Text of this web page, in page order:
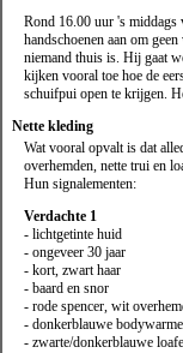
Rond 16.00 uur 's middags
handschoenen aan om
niemand thuis is. Hij gaat
kijken vooral toe hoe de
schuifpui open te krijgen.
Nette kleding
Wat vooral opvalt is dat
overhemden, nette trui en
Hun signalementen:
Verdachte 1
- lichtgetinte huid
- ongeveer 30 jaar
- kort, zwart haar
- baard en snor
- rode spencer, wit
- donkerblauwe
- zwarte/donkerblauwe